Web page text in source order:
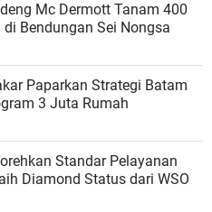
Mc Dermott Tanam 400
di Bendungan Sei Nongsa
Paparkan Strategi Batam
3 Juta Rumah
Standar Pelayanan
Diamond Status dari WSO